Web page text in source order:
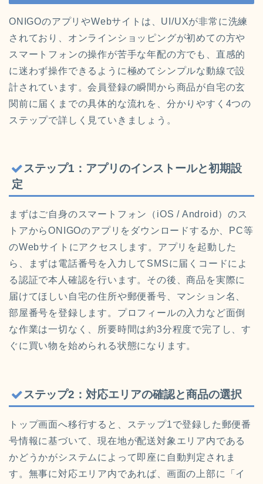
ONIGOのアプリやWebサイトは、UI/UXが非常に洗練
されており、オンラインショッピングが初めての方や
スマートフォンの操作が苦手な年配の方でも、直感的
に迷わず操作できるように極めてシンプルな動線で設
計されています。会員登録の瞬間から商品が自宅の玄
関前に届くまでの具体的な流れを、分かりやすく4つの
ステップで詳しく見ていきましょう。
ステップ1：アプリのインストールと初期設
定
まずはご自身のスマートフォン（iOS / Android）のス
トアからONIGOのアプリをダウンロードするか、PC等
のWebサイトにアクセスします。アプリを起動した
ら、まずは電話番号を入力してSMSに届くコードによ
る認証で本人確認を行います。その後、商品を実際に
届けてほしい自宅の住所や郵便番号、マンション名、
部屋番号を登録します。プロフィールの入力など面倒
な作業は一切なく、所要時間は約3分程度で完了し、す
ぐに買い物を始められる状態になります。
ステップ2：対応エリアの確認と商品の選択
トップ画面へ移行すると、ステップ1で登録した郵便番
号情報に基づいて、現在地が配送対象エリア内である
かどうかがシステムによって即座に自動判定されま
す。無事に対応エリア内であれば、画面の上部に「イ